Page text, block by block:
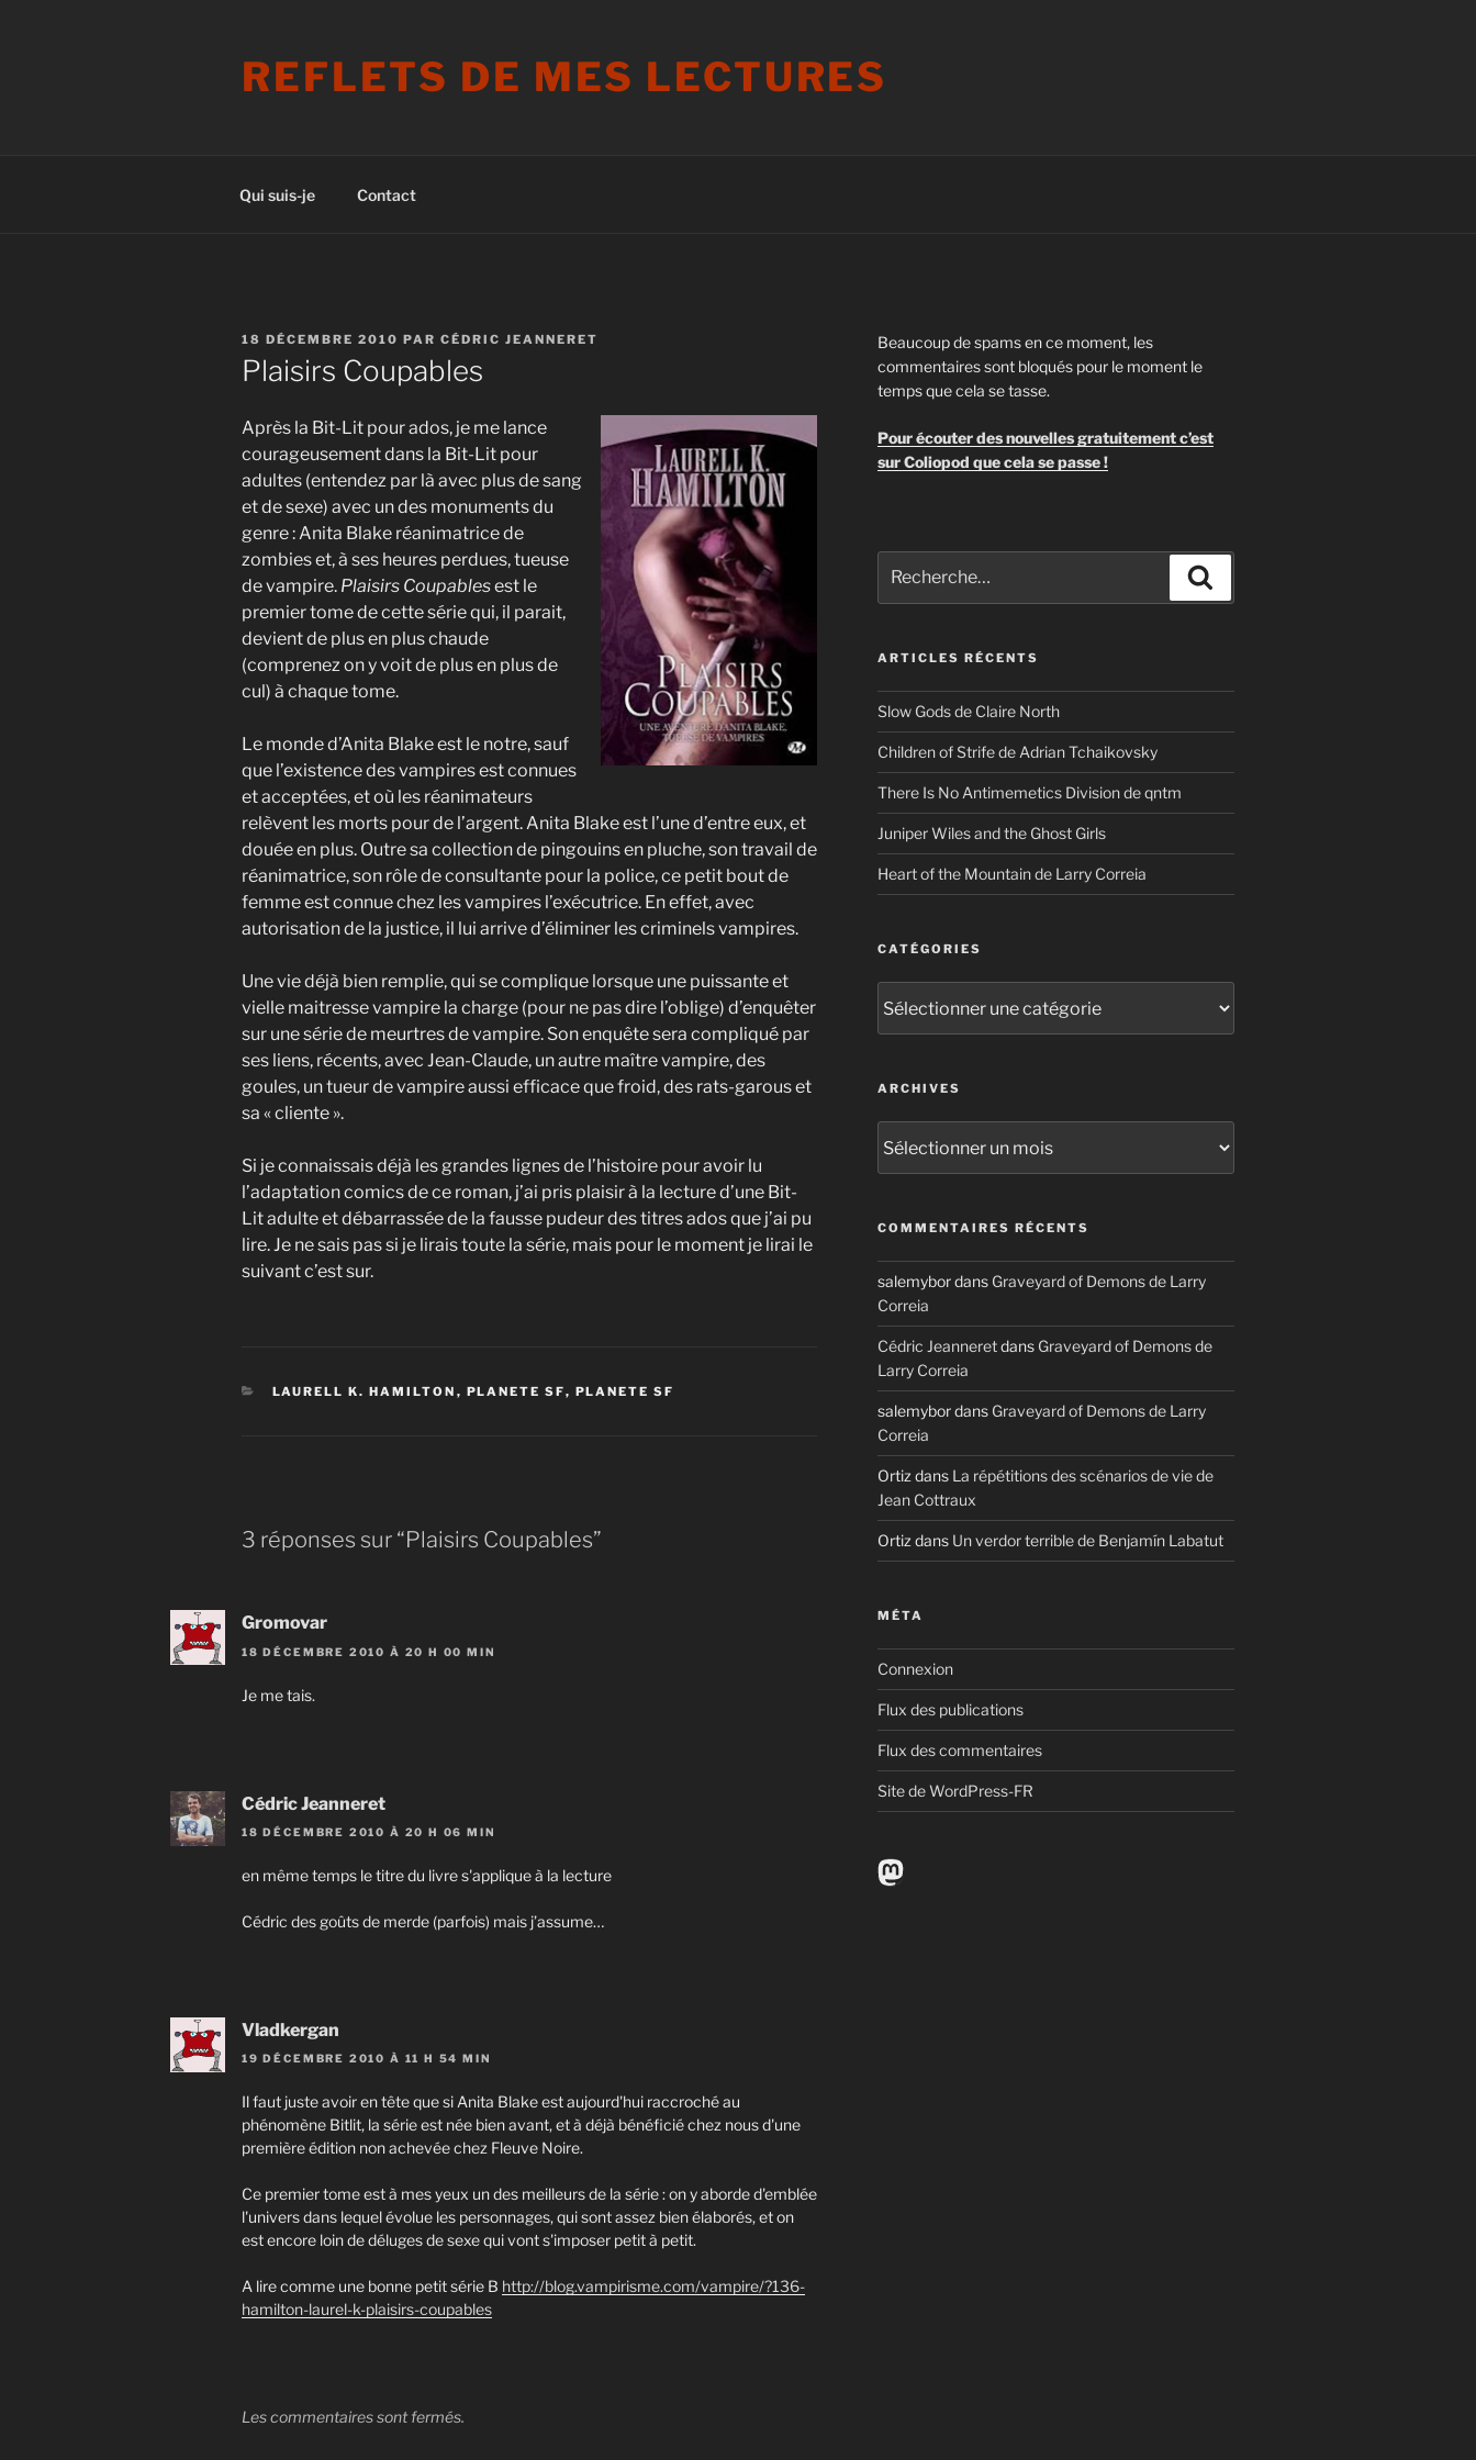
REFLETS DE MES LECTURES
Qui suis-je Contact
PUBLIÉ
LE
18 DÉCEMBRE 2010 PAR CÉDRIC JEANNERET
Plaisirs Coupables
Après la Bit-Lit pour ados, je me lance
courageusement dans la Bit-Lit pour
adultes (entendez par là avec plus de sang
et de sexe) avec un des monuments du
genre : Anita Blake réanimatrice de
zombies et, à ses heures perdues, tueuse
de vampire. Plaisirs Coupablesest le
premier tome de cette série qui, il parait,
devient de plus en plus chaude
(comprenez on y voit de plus en plus de
cul) à chaque tome.
Le monde d’Anita Blake est le notre, sauf
que l’existence des vampires est connues
et acceptées, et où les réanimateurs
relèvent les morts pour de l’argent. Anita Blake est l’une d’entre eux, et
douée en plus. Outre sa collection de pingouins en pluche, son travail de
réanimatrice, son rôle de consultante pour la police, ce petit bout de
femme est connue chez les vampires l’exécutrice. En effet, avec
autorisation de la justice, il lui arrive d’éliminer les criminels vampires.
Une vie déjà bien remplie, qui se complique lorsque une puissante et
vielle maitresse vampire la charge (pour ne pas dire l’oblige) d’enquêter
sur une série de meurtres de vampire. Son enquête sera compliqué par
ses liens, récents, avec Jean-Claude, un autre maître vampire, des
goules, un tueur de vampire aussi efficace que froid, des rats-garous et
sa « cliente ».
Si je connaissais déjà les grandes lignes de l’histoire pour avoir lu
l’adaptation comics de ce roman, j’ai pris plaisir à la lecture d’une Bit-
Lit adulte et débarrassée de la fausse pudeur des titres ados que j’ai pu
lire. Je ne sais pas si je lirais toute la série, mais pour le moment je lirai le
suivant c’est sur.
CATÉGORIES
LAURELL K. HAMILTON , PLANETE SF, PLANETE SF
3 réponses sur “Plaisirs Coupables”
Gromovar
18 DÉCEMBRE 2010 À 20 H 00 MIN
Je me tais.
Cédric Jeanneret
18 DÉCEMBRE 2010 À 20 H 06 MIN
en même temps le titre du livre s'applique à la lecture
Cédric des goûts de merde (parfois) mais j’assume…
Vladkergan
19 DÉCEMBRE 2010 À 11 H 54 MIN
Il faut juste avoir en tête que si Anita Blake est aujourd'hui raccroché au
phénomène Bitlit, la série est née bien avant, et à déjà bénéficié chez nous d'une
première édition non achevée chez Fleuve Noire.
Ce premier tome est à mes yeux un des meilleurs de la série : on y aborde d'emblée
l'univers dans lequel évolue les personnages, qui sont assez bien élaborés, et on
est encore loin de déluges de sexe qui vont s'imposer petit à petit.
A lire comme une bonne petit série B http://blog.vampirisme.com/vampire/?136-
hamilton-laurel-k-plaisirs-coupables
Les commentaires sont fermés.
Beaucoup de spams en ce moment, les
commentaires sont bloqués pour le moment le
temps que cela se tasse.
Pour écouter des nouvelles gratuitement c’est
sur Coliopod que cela se passe !
pour
:
ARTICLES RÉCENTS
Slow Gods de Claire North
Children of Strife de Adrian Tchaikovsky
There Is No Antimemetics Division de qntm
Juniper Wiles and the Ghost Girls
Heart of the Mountain de Larry Correia
CATÉGORIES
ARCHIVES
COMMENTAIRES RÉCENTS
salemybordans Graveyard of Demons de Larry
Correia
Cédric Jeanneretdans Graveyard of Demons de
Larry Correia
salemybordans Graveyard of Demons de Larry
Correia
Ortiz dans La répétitions des scénarios de vie de
Jean Cottraux
Ortiz dans Un verdor terrible de Benjamín Labatut
MÉTA
Connexion
Flux des publications
Flux des commentaires
Site de WordPress-FR
Mastodon